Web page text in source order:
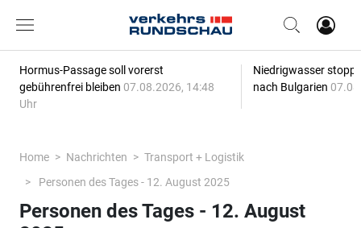
Hormus-Passage soll vorerst
gebührenfrei bleiben 07.08.2026, 14:48
Uhr
Niedrigwasser
nach Bulgarien
Home Nachrichten
Transport + Logistik
Personen des Tages - 12. August 2025
Personen des Tages - 12. August